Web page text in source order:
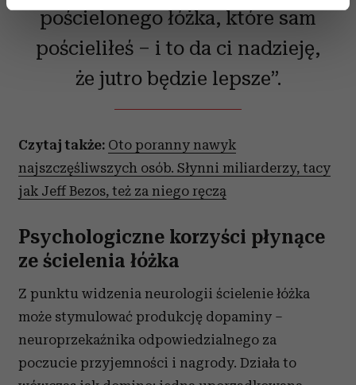
dane są przetwarzane oraz ustaw własne preferencje w
sekcji szczegółów . W Deklaracji plików cookie możesz
zmienić lub wycofać swoją zgodę w dowolnej chwili.
analizować ruch w naszej witrynie. Informacje o tym, jak
korzystasz z naszej witryny, udostępniamy partnerom
społecznościowym, reklamowym i analitycznym.
Partnerzy mogą połączyć te informacje z innymi danymi
korzystania z ich usług.
pościelonego łóżka, które sam
pościeliłeś – i to da ci nadzieję,
że jutro będzie lepsze”.
Czytaj także: Oto poranny nawyk
najszczęśliwszych osób. Słynni miliarderzy, tacy
jak Jeff Bezos, też za niego ręczą
Psychologiczne korzyści płynące
ze ścielenia łóżka
Z punktu widzenia neurologii ścielenie łóżka
może stymulować produkcję dopaminy –
neuroprzekaźnika odpowiedzialnego za
poczucie przyjemności i nagrody. Działa to